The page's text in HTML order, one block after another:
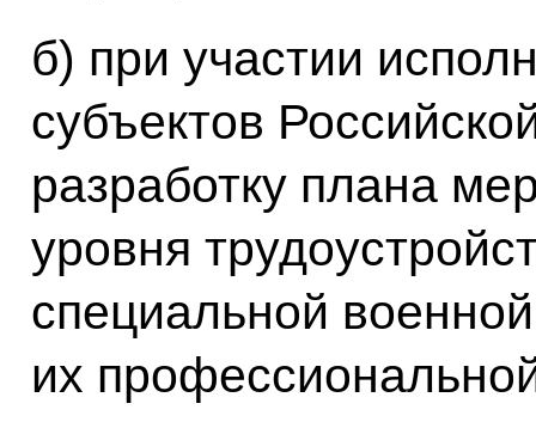
б) при участии
субъектов
разработку плана
уровня
специальной
их